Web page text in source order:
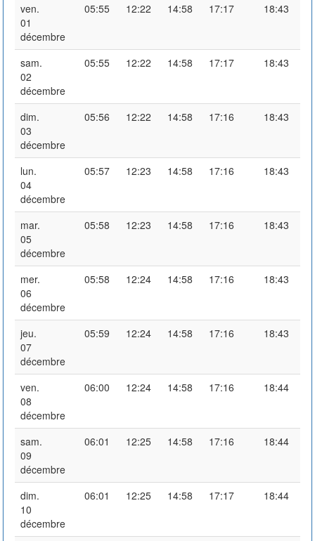
ven.
01
décembre
05:55 12:22 14:58 17:17 18:43
sam.
02
décembre
05:55 12:22 14:58 17:17 18:43
dim.
03
décembre
05:56 12:22 14:58 17:16 18:43
lun.
04
décembre
05:57 12:23 14:58 17:16 18:43
mar.
05
décembre
05:58 12:23 14:58 17:16 18:43
mer.
06
décembre
05:58 12:24 14:58 17:16 18:43
jeu.
07
décembre
05:59 12:24 14:58 17:16 18:43
ven.
08
décembre
06:00 12:24 14:58 17:16 18:44
sam.
09
décembre
06:01 12:25 14:58 17:16 18:44
dim.
10
décembre
06:01 12:25 14:58 17:17 18:44